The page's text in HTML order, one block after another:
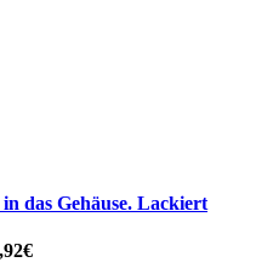
das Gehäuse. Lackiert